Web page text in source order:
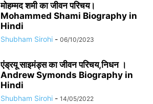
मोहम्मद शमी का जीवन परिचय।
Mohammed Shami Biography in
Hindi
Shubham Sirohi - 06/10/2023
एंड्रयू साइमंड्स का जीवन परिचय,निधन ।
Andrew Symonds Biography in
Hindi
Shubham Sirohi - 14/05/2022